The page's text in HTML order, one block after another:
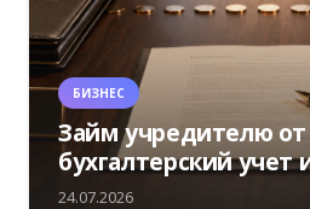
БИЗНЕС
Займ учредителю
бухгалтерский учет
24.07.2026